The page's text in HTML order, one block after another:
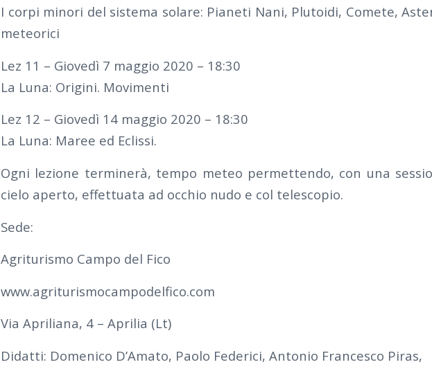
I corpi minori del sistema solare: Pianeti Nani, Plutoidi, Comete,
meteorici
Lez 11 – Giovedì 7 maggio 2020 – 18:30
La Luna: Origini. Movimenti
Lez 12 – Giovedì 14 maggio 2020 – 18:30
La Luna: Maree ed Eclissi.
Ogni lezione terminerà, tempo meteo permettendo, con una
cielo aperto, effettuata ad occhio nudo e col telescopio.
Sede:
Agriturismo Campo del Fico
www.agriturismocampodelfico.com
Via Apriliana, 4 – Aprilia (Lt)
Didatti: Domenico D’Amato, Paolo Federici, Antonio Francesco Piras,